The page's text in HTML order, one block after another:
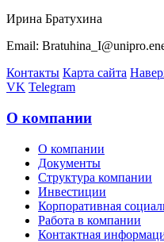
Ирина Братухина
Email:
Контакты Карта сайта
VK Telegram
О компании
О компании
Документы
Структура компании
Инвестиции
Корпоративная
Работа в компании
Контактная